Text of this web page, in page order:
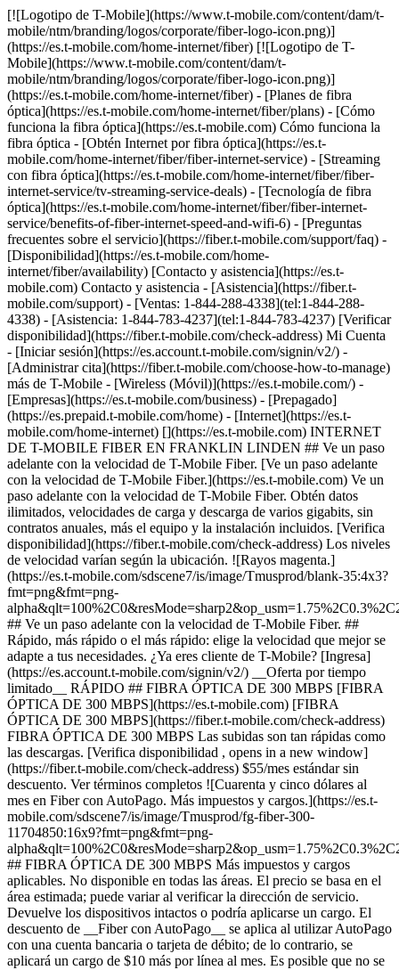
[![Logotipo de T-Mobile](https://www.t-mobile.com/content/dam/t-mobile/ntm/branding/logos/corporate/fiber-logo-icon.png)](https://es.t-mobile.com/home-internet/fiber) [![Logotipo de T-Mobile](https://www.t-mobile.com/content/dam/t-mobile/ntm/branding/logos/corporate/fiber-logo-icon.png)](https://es.t-mobile.com/home-internet/fiber) - [Planes de fibra óptica](https://es.t-mobile.com/home-internet/fiber/plans) - [Cómo funciona la fibra óptica](https://es.t-mobile.com) Cómo funciona la fibra óptica - [Obtén Internet por fibra óptica](https://es.t-mobile.com/home-internet/fiber/fiber-internet-service) - [Streaming con fibra óptica](https://es.t-mobile.com/home-internet/fiber/fiber-internet-service/tv-streaming-service-deals) - [Tecnología de fibra óptica](https://es.t-mobile.com/home-internet/fiber/fiber-internet-service/benefits-of-fiber-internet-speed-and-wifi-6) - [Preguntas frecuentes sobre el servicio](https://fiber.t-mobile.com/support/faq) - [Disponibilidad](https://es.t-mobile.com/home-internet/fiber/availability) [Contacto y asistencia](https://es.t-mobile.com) Contacto y asistencia - [Asistencia](https://fiber.t-mobile.com/support) - [Ventas: 1-844-288-4338](tel:1-844-288-4338) - [Asistencia: 1-844-783-4237](tel:1-844-783-4237) [Verificar disponibilidad](https://fiber.t-mobile.com/check-address) Mi Cuenta - [Iniciar sesión](https://es.account.t-mobile.com/signin/v2/) - [Administrar cita](https://fiber.t-mobile.com/choose-how-to-manage) más de T-Mobile - [Wireless (Móvil)](https://es.t-mobile.com/) - [Empresas](https://es.t-mobile.com/business) - [Prepagado](https://es.prepaid.t-mobile.com/home) - [Internet](https://es.t-mobile.com/home-internet) [](https://es.t-mobile.com) INTERNET DE T-MOBILE FIBER EN FRANKLIN LINDEN ## Ve un paso adelante con la velocidad de T-Mobile Fiber. [Ve un paso adelante con la velocidad de T-Mobile Fiber.](https://es.t-mobile.com) Ve un paso adelante con la velocidad de T-Mobile Fiber. Obtén datos ilimitados, velocidades de carga y descarga de varios gigabits, sin contratos anuales, más el equipo y la instalación incluidos. [Verifica disponibilidad](https://fiber.t-mobile.com/check-address) Los niveles de velocidad varían según la ubicación. ![Rayos magenta.](https://es.t-mobile.com/sdscene7/is/image/Tmusprod/blank-35:4x3?fmt=png&fmt=png-alpha&qlt=100%2C0&resMode=sharp2&op_usm=1.75%2C0.3%2C2%2C0) ## Ve un paso adelante con la velocidad de T-Mobile Fiber. ## Rápido, más rápido o el más rápido: elige la velocidad que mejor se adapte a tus necesidades. ¿Ya eres cliente de T-Mobile? [Ingresa](https://es.account.t-mobile.com/signin/v2/) __Oferta por tiempo limitado__ RÁPIDO ## FIBRA ÓPTICA DE 300 MBPS [FIBRA ÓPTICA DE 300 MBPS](https://es.t-mobile.com) [FIBRA ÓPTICA DE 300 MBPS](https://fiber.t-mobile.com/check-address) FIBRA ÓPTICA DE 300 MBPS Las subidas son tan rápidas como las descargas. [Verifica disponibilidad , opens in a new window](https://fiber.t-mobile.com/check-address) $55/mes estándar sin descuento. Ver términos completos ![Cuarenta y cinco dólares al mes en Fiber con AutoPago. Más impuestos y cargos.](https://es.t-mobile.com/sdscene7/is/image/Tmusprod/fg-fiber-300-11704850:16x9?fmt=png&fmt=png-alpha&qlt=100%2C0&resMode=sharp2&op_usm=1.75%2C0.3%2C2%2C0) ## FIBRA ÓPTICA DE 300 MBPS Más impuestos y cargos aplicables. No disponible en todas las áreas. El precio se basa en el área estimada; puede variar al verificar la dirección de servicio. Devuelve los dispositivos intactos o podría aplicarse un cargo. El descuento de __Fiber con AutoPago__ se aplica al utilizar AutoPago con una cuenta bancaria o tarjeta de débito; de lo contrario, se aplicará un cargo de $10 más por línea al mes. Es posible que no se vea reflejado en la primera factura. - ### Funciones y beneficios 100% Internet de fibra óptica Datos ilimitados Enrutador wifi incluido Instalación Incluida Beneficios exclusivos con T-Mobile Tuesdays Obtén un descuento de $10 (se muestra) al inscribirte en AutoPago de Fiber LA MÁS RÁPIDA ## FIBER 1 GIG [FIBER 1 GIG](https://es.t-mobile.com) [FIBER 1 GIG](https://fiber.t-mobile.com/check-address) FIBER 1 GIG Obtén aún más velocidad y rendimiento en más lugares. [Verifica disponibilidad , opens in a new window](https://fiber.t-mobile.com/check-address) $70/mes estándar sin descuento. Ver términos completos ![Sesenta dólares al mes en Fiber con AutoPago; más impuestos y cargos.](https://es.t-mobile.com/sdscene7/is/image/Tmusprod/fg-fiber-1-gig-11704850:16x9?fmt=png&fmt=png-alpha&qlt=100%2C0&resMode=sharp2&op_usm=1.75%2C0.3%2C2%2C0) ## FIBER 1 GIG Más impuestos y cargos aplicables. No disponible en todas las áreas. El precio se basa en el área estimada; puede variar al verificar la dirección de servicio. Devuelve los dispositivos intactos o podría aplicarse un cargo. __Extensor wifi mesh:__ incluye hasta 1 extensores mesh según sea necesario, según la evaluación de un instalador profesional. El descuento de __Fiber con AutoPago__ se aplica al utilizar AutoPago con una cuenta bancaria o tarjeta de débito; de lo contrario, se aplicará un cargo de $10 más por línea al mes. Es posible que no se vea reflejado en la primera factura. - ### Funciones y beneficios 100% Internet de fibra óptica Datos ilimitados Enrutador wifi incluido Instalación Incluida Extensor de red wifi según sea necesario Beneficios exclusivos con T-Mobile Tuesdays Obtén un descuento de $10 (se muestra) al inscribirte en AutoPago de Fiber LA MÁS RÁPIDA ## FIBER 2 GIG [FIBER 2 GIG](https://es.t-mobile.com) [FIBER 2 GIG](https://fiber.t-mobile.com/check-address) FIBER 2 GIG Administra tu trabajo, entretenimiento y más con nuestras velocidades más rápidas y el wifi más potente. [Verifica disponibilidad , opens in a new window](https://fiber.t-mobile.com/check-address) $80/mes estándar sin descuento. Ver términos completos ![Setenta dólares al mes en Fiber con AutoPago; más impuestos y cargos.](https://es.t-mobile.com/sdscene7/is/image/Tmusprod/fg-fiber-2-gig-11704850:16x9?fmt=png&fmt=png-alpha&qlt=100%2C0&resMode=sharp2&op_usm=1.75%2C0.3%2C2%2C0) ## FIBER 2 GIG Más impuestos y cargos aplicables. No disponible en todas las áreas. El precio se basa en el área estimada; puede variar al verificar la dirección de servicio. Devuelve los dispositivos intactos o podría aplicarse un cargo. __Extensor wifi mesh:__ incluye hasta 1 extensores mesh según sea necesario, según la evaluación de un instalador profesional. El descuento de __Fiber con AutoPago__ se aplica al utilizar AutoPago con una cuenta bancaria o tarjeta de débito; de lo contrario, se aplicará un cargo de $10 más por línea al mes. Es posible que no se vea reflejado en la primera factura. - ### Funciones y beneficios 100% Internet de fibra óptica Datos ilimitados Enrutador wifi incluido Instalación Incluida Extensor de red wifi según sea necesario Beneficios exclusivos con T-Mobile Tuesdays Obtén un descuento de $10 (se muestra) al inscribirte en AutoPago de Fiber [Mas info sobre planes](https://es.t-mobile.com/home-internet/fiber/plans) # Descubre los beneficios increíbles del servicio de Internet T-Mobile Fiber en Franklin Linden, OH ## Velocidades Gigabit. Velocidades de carga y descarga de varios gigabits. Ver términos completos ![Ícono de velocidades Gigabit](https://es.t-mobile.com/sdscene7/is/image/Tmusprod/Gigabit%20Speeds%20on%20White-1?ts=1762278719292&%24Icon-100x100%24&fmt=png-alpha&dpr=off) ## Velocidades Gigabit. Los niveles de velocidad varían según la ubicación. ## Punto de acceso wifi mesh, según sea necesario. Cobertura ampliada en prácticamente todos los rincones de tu hogar. Ver términos completos ![Ícono de wifi mesh](https://es.t-mobile.com/sdscene7/is/image/Tmusprod/Wifi%20Mesh%20on%20White-1?ts=1762278726473&%24Icon-100x100%24&fmt=png-alpha&dpr=off) ## Punto de acceso wifi mesh, según sea necesario. Incluye hasta 1 extensores mesh, según sea necesario tras la evaluación de un instalador profesional. ## Sin restricciones en el uso de datos. Aprovecha los datos ilimitados. ![Ícono de flecha hacia arriba y hacia abajo y Sin restricciones](https://es.t-mobile.com/sdscene7/is/image/Tmusprod/No%20Caps%20on%20Data%20on%20White-1?ts=1762278733226&%24Icon-100x100%24&fmt=png-alpha&dpr=off) ## Sin restricciones en el uso de datos. ## Todos los beneficios adicionales sin costo extra. Se incluye el equipo y la instalación. ![Ícono de cargos sin costo](https://es.t-mobile.com/sdscene7/is/image/Tmusprod/icon-no-cost-9629200?ts=1764193499105&%24Icon-100x100%24&fmt=png-alpha&dpr=off) ## Todos los beneficios adicionales sin costo extra. ## Cambiarse a T-Mobile Fiber es fácil. ## Suscríbete en un abrir y cerrar de ojos. Configura tu cuenta en minutos. Simple, rápido y sin complicaciones. ![número1](https://es.t-mobile.com/sdscene7/is/image/Tmusprod/number1-3?ts=1761753944281&%24Icon-100x100%24&dpr=off) ## Suscríbete en un abrir y cerrar de ojos. ## Instala la fibra óptica GRATIS. Estarás listo en un momento. ![número2](https://es.t-mobile.com/sdscene7/is/image/Tmusprod/number2-2?ts=1761754055077&%24Icon-100x100%24&dpr=off) ## Instala la fibra óptica GRATIS. ## Disfruta todo lo que T-Mobile Fiber tiene para ofrecer. Comienza a hacer streaming, trabajar, navegar y jugar sin límites. [¿Necesitas ayuda?](https://fiber.t-mobile.com/support) ![número3](https://es.t-mobile.com/sdscene7/is/image/Tmusprod/number3-3?ts=1761754063754&%24Icon-100x100%24&dpr=off) ## Disfruta todo lo que T-Mobile Fiber tiene para ofrecer. ## ¿Tienes preguntas sobre T-Mobile Fiber? Encuentra las respuestas a tus preguntas sobre T-Mobile Fiber en las preguntas frecuentes que aparecen a continuación. ¿Todavía necesitas ayuda? Contáctanos [aquí](https://fiber.t-mobile.com/support). - ### ¿Qué es T-Mobile Fiber? T-Mobile Fiber es un servicio de Internet residencial de alta velocidad por cabl